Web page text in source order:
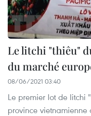
Le litchi "thiêu"
du marché
08/06/2021 03:40
Le premier lot de litchi
province